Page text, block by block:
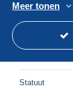
héricourt *
Statuut
Meer tonen